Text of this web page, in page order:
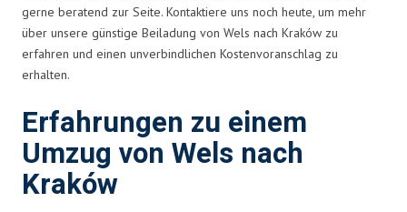
gerne beratend zur Seite. Kontaktiere uns noch heute, um mehr
über unsere günstige Beiladung von Wels nach Kraków zu
erfahren und einen unverbindlichen Kostenvoranschlag zu
erhalten.
Erfahrungen zu einem
Umzug von Wels nach
Kraków